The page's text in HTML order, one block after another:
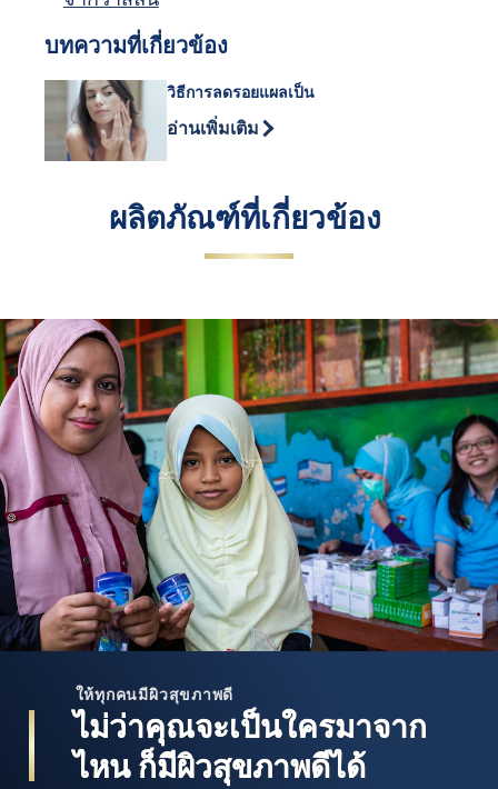
บทความที่เกี่ยวข้อง
วิธีการลดรอยแผลเป็น
Discover more about วิธีการลดรอยแผล
อ่านเพิ่มเติม
ผลิตภัณฑ์ที่เกี่ยวข้อง
ให้ทุกคนมีผิวสุขภาพดี
ไม่ว่าคุณจะเป็นใครมาจาก
ไหน ก็มีผิวสุขภาพดีได้